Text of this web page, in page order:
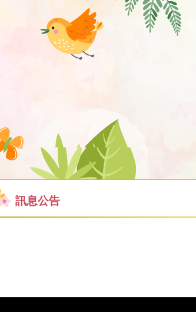
訊息公告